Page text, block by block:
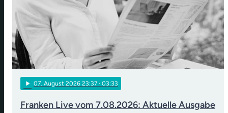
play_arrow 07. August 2026 23:37 · 03:33
Franken Live vom 7.08.2026: Aktuelle Ausgabe